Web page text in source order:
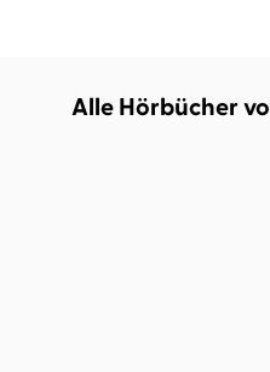
Alle Hörbücher